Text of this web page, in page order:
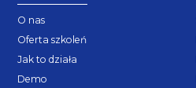
O nas
Oferta szkoleń
Jak to działa
Demo